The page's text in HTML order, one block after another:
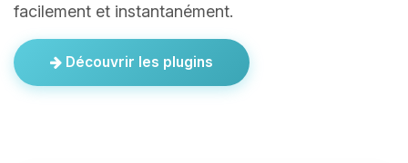
facilement et instantanément.
Découvrir les plugins